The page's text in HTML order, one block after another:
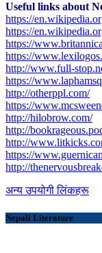
Useful links about
https://
https://
https://
https://
​http://www.full-
https://
http://otherppl.com/
https://
http://hilobrow.com/
http://
http://
https://
http://
अन्य उपयोगी लिंकहरू
Nepali Literature